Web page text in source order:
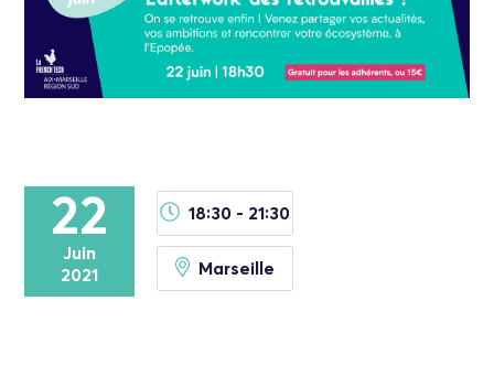
22
Juin
2021
18:30 - 21:30
Marseille